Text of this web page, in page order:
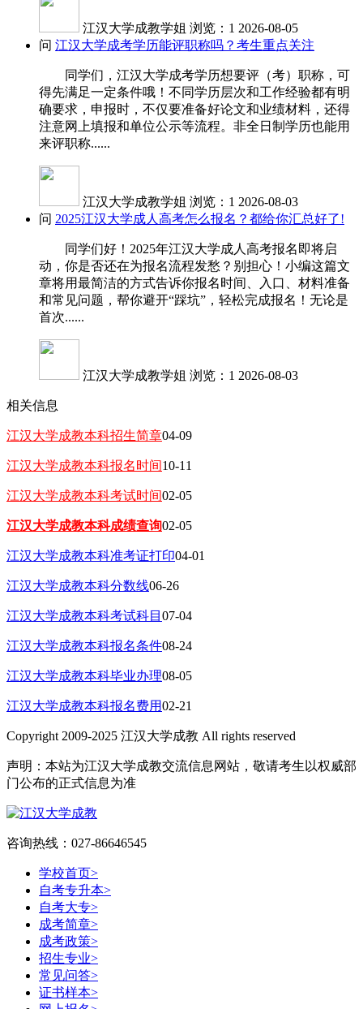
江汉大学成教学姐 浏览：1 2026-08-05
问 江汉大学成考学历能评职称吗？考生重点关注
同学们，江汉大学成考学历想要评（考）职称，可
得先满足一定条件哦！不同学历层次和工作经验都有明
确要求，申报时，不仅要准备好论文和业绩材料，还得
注意网上填报和单位公示等流程。非全日制学历也能用
来评职称......
江汉大学成教学姐 浏览：1 2026-08-03
问 2025江汉大学成人高考怎么报名？都给你汇总好了!
同学们好！2025年江汉大学成人高考报名即将启
动，你是否还在为报名流程发愁？别担心！小编这篇文
章将用最简洁的方式告诉你报名时间、入口、材料准备
和常见问题，帮你避开“踩坑”，轻松完成报名！无论是
首次......
江汉大学成教学姐 浏览：1 2026-08-03
相关信息
江汉大学成教本科招生简章04-09
江汉大学成教本科报名时间10-11
江汉大学成教本科考试时间02-05
江汉大学成教本科成绩查询02-05
江汉大学成教本科准考证打印04-01
江汉大学成教本科分数线06-26
江汉大学成教本科考试科目 07-04
江汉大学成教本科报名条件08-24
江汉大学成教本科毕业办理08-05
江汉大学成教本科报名费用02-21
Copyright 2009-2025 江汉大学成教 All rights reserved
声明：本站为江汉大学成教交流信息网站，敬请考生以权威部
门公布的正式信息为准
咨询热线：027-86646545
学校首页>
自考专升本>
自考大专>
成考简章>
成考政策>
招生专业>
常见问答>
证书样本>